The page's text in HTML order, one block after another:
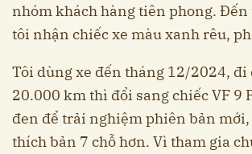
nhóm khách hàng tiên phong.
tôi nhận chiếc xe màu xanh rêu,
Tôi dùng xe đến tháng 12/2024, đi
20.000 km thì đổi sang chiếc VF 9
đen để trải nghiệm phiên bản
thích bản 7 chỗ hơn. Vì tham gia